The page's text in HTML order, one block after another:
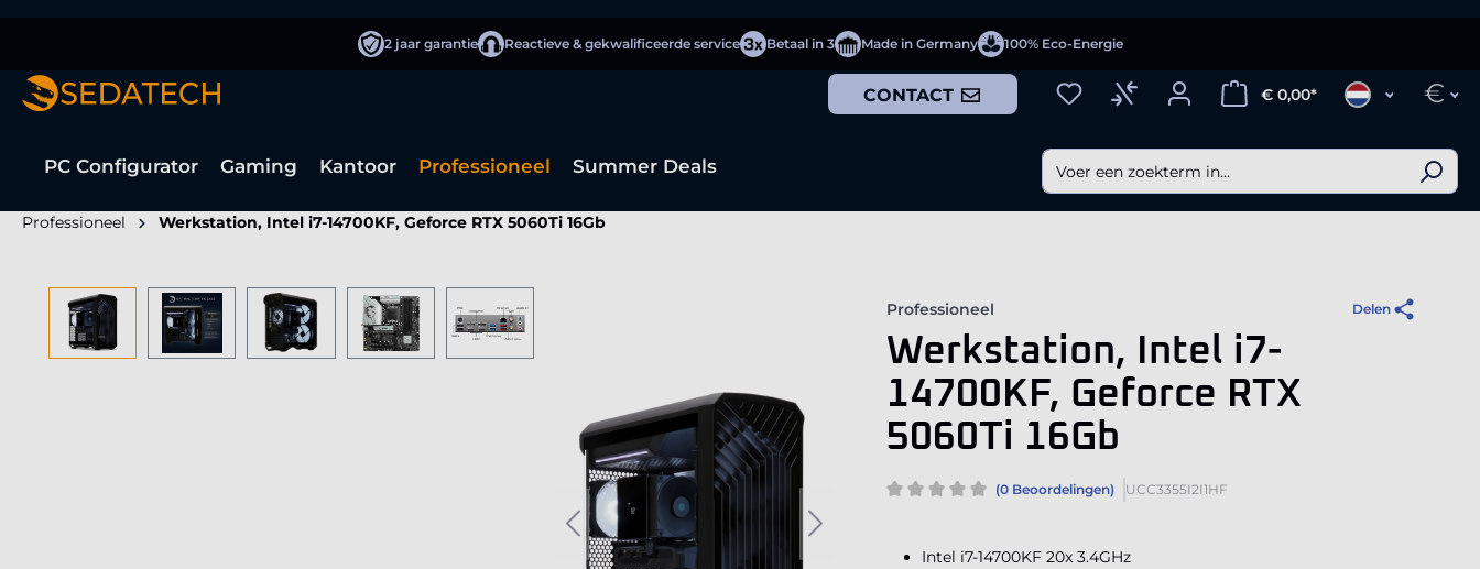
2 jaar garantie Reactieve & gekwalificeerde service Betaal in 3 Made in Germany 100% Eco-Energie
CONTACT € 0,00* €
PC Configurator Gaming Kantoor Professioneel Summer Deals
Professioneel Werkstation, Intel i7-14700KF, Geforce RTX 5060Ti 16Gb
Afbeeldingengalerij overslaan
Professioneel Delen
Werkstation, Intel i7-
14700KF, Geforce RTX
5060Ti 16Gb
(0 Beoordelingen) UCC3355I2I1HF
Intel i7-14700KF 20x 3.4GHz